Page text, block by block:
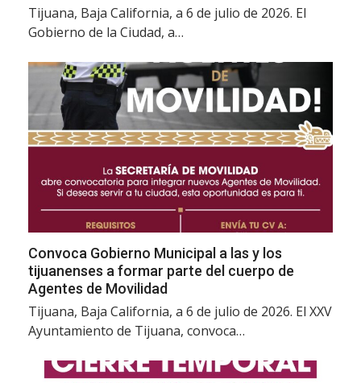
Tijuana, Baja California, a 6 de julio de 2026. El
Gobierno de la Ciudad, a…
Convoca Gobierno Municipal a las y los
tijuanenses a formar parte del cuerpo de
Agentes de Movilidad
Tijuana, Baja California, a 6 de julio de 2026. El XXV
Ayuntamiento de Tijuana, convoca…